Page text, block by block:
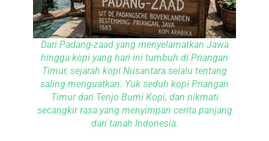
Dari Padang-zaad yang menyelamatkan Jawa
hingga kopi yang hari ini tumbuh di Priangan
Timur, sejarah kopi Nusantara selalu tentang
saling menguatkan. Yuk seduh kopi Priangan
Timur dari Tenjo Bumi Kopi, dan nikmati
secangkir rasa yang menyimpan cerita panjang
dari tanah Indonesia.